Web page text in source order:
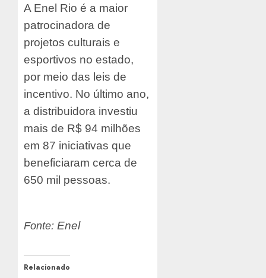
A Enel Rio é a maior
patrocinadora de
projetos culturais e
esportivos no estado,
por meio das leis de
incentivo. No último ano,
a distribuidora investiu
mais de R$ 94 milhões
em 87 iniciativas que
beneficiaram cerca de
650 mil pessoas.
Fonte: Enel
Relacionado